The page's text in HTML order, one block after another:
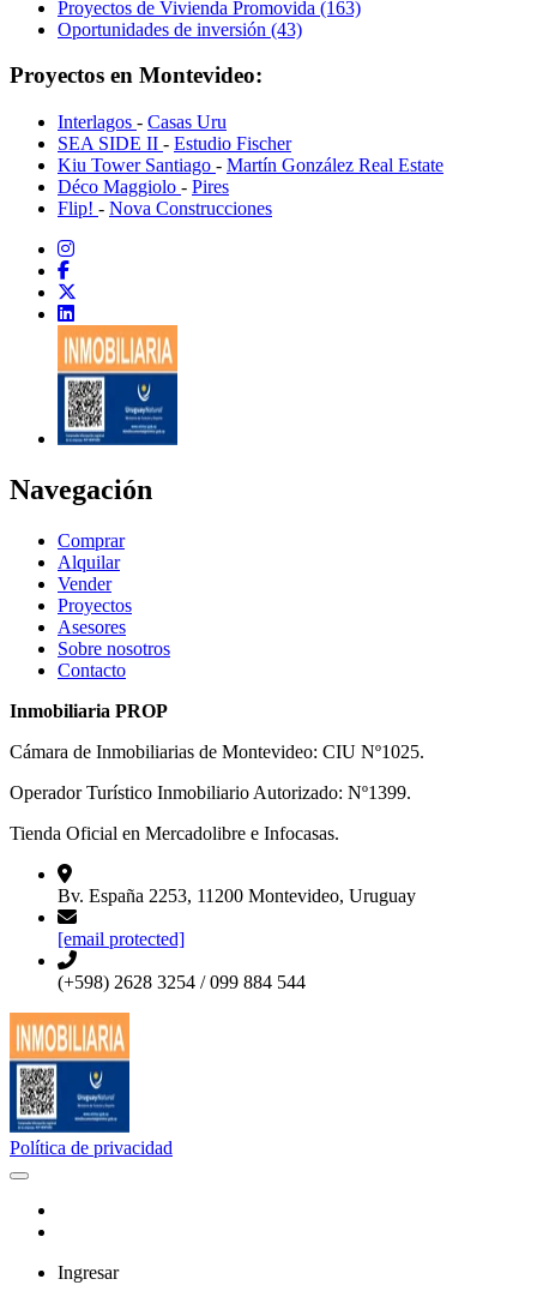
Proyectos de Vivienda Promovida (163)
Oportunidades de inversión (43)
Proyectos en Montevideo:
Interlagos - Casas Uru
SEA SIDE II - Estudio Fischer
Kiu Tower Santiago - Martín González Real Estate
Déco Maggiolo - Pires
Flip! - Nova Construcciones
Navegación
Comprar
Alquilar
Vender
Proyectos
Asesores
Sobre nosotros
Contacto
Inmobiliaria PROP
Cámara de Inmobiliarias de Montevideo: CIU Nº1025.
Operador Turístico Inmobiliario Autorizado: Nº1399.
Tienda Oficial en Mercadolibre e Infocasas.
Bv. España 2253, 11200 Montevideo, Uruguay
[email protected]
(+598) 2628 3254 / 099 884 544
Política de privacidad
Ingresar